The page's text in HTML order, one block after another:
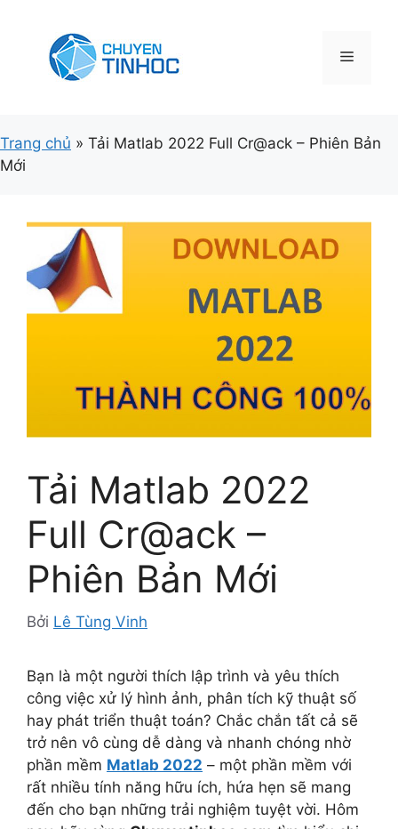
Menu
Trang chủ » Tải Matlab 2022 Full Cr@ack – Phiên Bản
Mới
Tải Matlab 2022
Full Cr@ack –
Phiên Bản Mới
Bởi Lê Tùng Vinh
Bạn là một người thích lập trình và yêu thích
công việc xử lý hình ảnh, phân tích kỹ thuật số
hay phát triển thuật toán? Chắc chắn tất cả sẽ
trở nên vô cùng dễ dàng và nhanh chóng nhờ
phần mềm Matlab 2022 – một phần mềm với
rất nhiều tính năng hữu ích, hứa hẹn sẽ mang
đến cho bạn những trải nghiệm tuyệt vời. Hôm